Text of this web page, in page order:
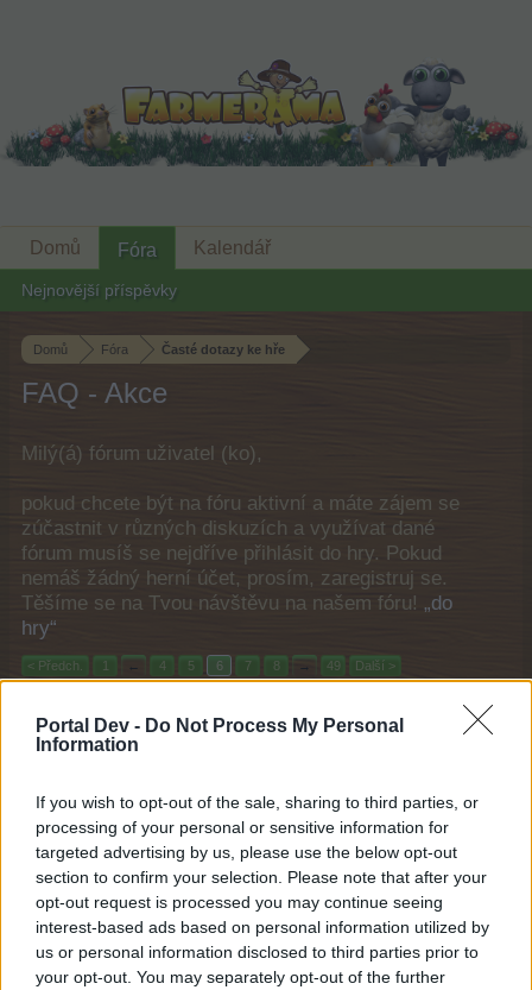
Portal Dev - Do Not Process My Personal
Information
If you wish to opt-out of the sale, sharing to third parties, or
processing of your personal or sensitive information for
targeted advertising by us, please use the below opt-out
section to confirm your selection. Please note that after your
opt-out request is processed you may continue seeing
interest-based ads based on personal information utilized by
us or personal information disclosed to third parties prior to
your opt-out. You may separately opt-out of the further
Domů Fóra Časté dotazy ke hře
FAQ - Akce
Milý(á) fórum uživatel (ko),
pokud chcete být na fóru aktivní a máte zájem se
zúčastnit v různých diskuzích a využívat dané
fórum musíš se nejdříve přihlásit do hry. Pokud
nemáš žádný herní účet, prosím, zaregistruj se.
Těšíme se na Tvou návštěvu na našem fóru! „do
hry“
< Předch. 1 ← 4 5 6 7 8 → 49 Další >
Název Poslední zpráva ↓
Slavnost světlušek (26.6. - 2.7.2025)
Myši na sluníčku (13.6. - 18.6.2025)
Hlásná trouba
Odpovědi:
6 12/6/25
Poraz horko (12.6. - 25.6.2025)
Hlásná trouba
Odpovědi:
6 11/6/25
Sezóna pilných včelek (8.6. - 6.7.2025)
Hlásná trouba
Domů Fóra
Nejnovější příspěvky
Kalendář